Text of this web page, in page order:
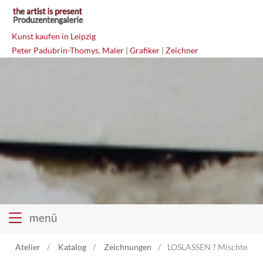
Kunst kaufen in Leipzig
Peter Padubrin-Thomys, Maler | Grafiker | Zeichner
menü
Atelier Katalog Zeichnungen LOSLASSEN ?